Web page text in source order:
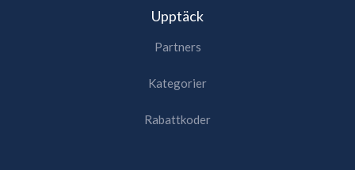
Upptäck
Partners
Kategorier
Rabattkoder